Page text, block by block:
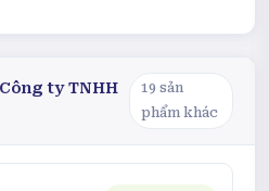
Công ty TNHH
19 sản
phẩm khác